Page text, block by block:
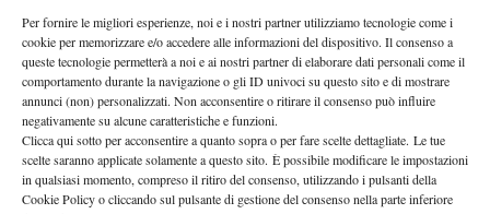
Per fornire le migliori esperienze, noi e i nostri partner utilizziamo tecnologie come i
cookie per memorizzare e/o accedere alle informazioni del dispositivo. Il consenso a
queste tecnologie permetterà a noi e ai nostri partner di elaborare dati personali come il
comportamento durante la navigazione o gli ID univoci su questo sito e di mostrare
annunci (non) personalizzati. Non acconsentire o ritirare il consenso può influire
negativamente su alcune caratteristiche e funzioni.
Clicca qui sotto per acconsentire a quanto sopra o per fare scelte dettagliate. Le tue
scelte saranno applicate solamente a questo sito. È possibile modificare le impostazioni
in qualsiasi momento, compreso il ritiro del consenso, utilizzando i pulsanti della
Cookie Policy o cliccando sul pulsante di gestione del consenso nella parte inferiore
domenica: itennisti sarebbero costretti a scendere in campo
sabato per disputare le semifinali.
Se Darderi-Ruud non terminasse oggi, lo spettatorenon
avrebbe la possibilità di accedere a un rimborso, dato che
l’incontro ha avuto già inizioe nel corso della sessione si è già
disputato un match di doppio.
Discorso diverso per quanto concerne la sessione serale.Nel
caso non si giocasse oggi alcun punto degli incontri Sinner-